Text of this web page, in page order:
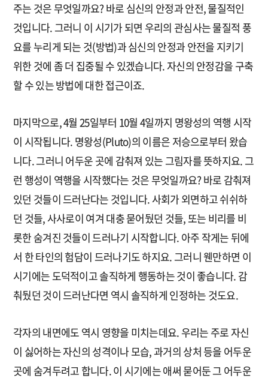
주는 것은 무엇일까요? 바로 심신의 안정과 안전, 물질적인
것입니다. 그러니 이 시기가 되면 우리의 관심사는 물질적 풍
요를 누리게 되는 것(방법)과 심신의 안정과 안전을 지키기
위한 것에 좀 더 집중될 수 있겠습니다. 자신의 안정감을 구축
할 수 있는 방법에 대한 접근이죠.
마지막으로, 4월 25일부터 10월 4일까지 명왕성의 역행 시작
이 시작됩니다. 명왕성(Pluto)의 이름은 저승으로부터 왔습
니다. 그러니 어두운 곳에 감춰져 있는 그림자를 뜻하지요. 그
런 행성이 역행을 시작했다는 것은 무엇일까요? 바로 감춰져
있던 것들이 드러난다는 것입니다. 사회가 외면하고 쉬쉬하
던 것들, 사사로이 여겨 대충 묻어뒀던 것들, 또는 비리를 비
롯한 숨겨진 것들이 드러나기 시작합니다. 아주 작게는 뒤에
서 한 타인의 험담이 드러나기도 하지요. 그러니 웬만하면 이
시기에는 도덕적이고 솔직하게 행동하는 것이 좋습니다. 감
춰뒀던 것이 드러난다면 역시 솔직하게 인정하는 것도요.
각자의 내면에도 역시 영향을 미치는데요. 우리는 주로 자신
이 싫어하는 자신의 성격이나 모습, 과거의 상처 등을 어두운
곳에 숨겨두려고 합니다. 이 시기에는 애써 묻어둔 그 어두운